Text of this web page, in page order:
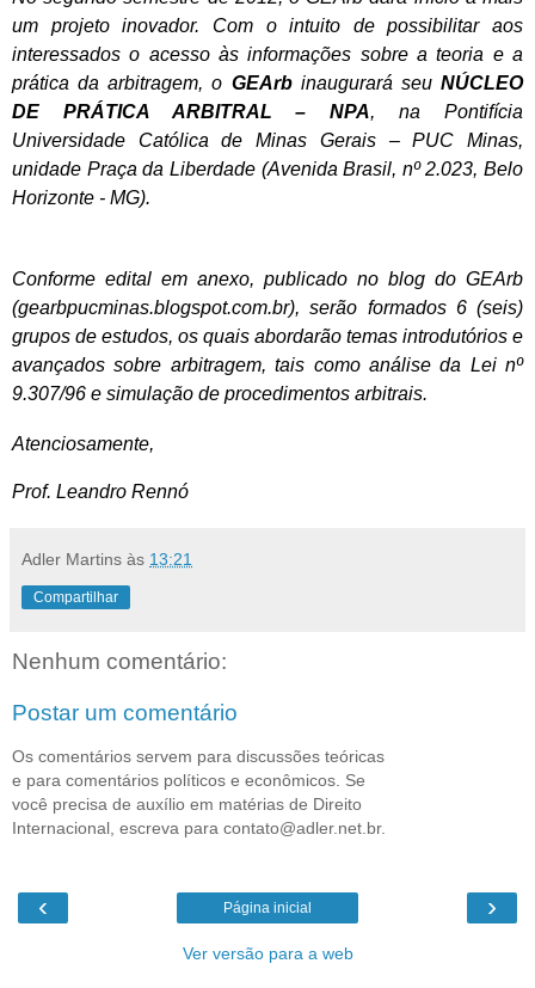
um projeto inovador. Com o intuito de possibilitar aos
interessados o acesso às informações sobre a teoria e a
prática da arbitragem, o GEArbinaugurará seuNÚCLEO
DE PRÁTICA ARBITRAL – NPA, na Pontifícia
Universidade Católica de Minas Gerais – PUC Minas,
unidade Praça da Liberdade (Avenida Brasil, nº 2.023, Belo
Horizonte - MG).
Conforme edital em anexo, publicado no blog do GEArb
(gearbpucminas.blogspot.com.br), serão formados 6 (seis)
grupos de estudos, os quais abordarão temas introdutórios e
avançados sobre arbitragem, tais como análise da Lei nº
9.307/96 e simulação de procedimentos arbitrais.
Atenciosamente,
Prof. Leandro Rennó
Adler Martins às 13:21
Compartilhar
Nenhum comentário:
Postar um comentário
Os comentários servem para discussões teóricas
e para comentários políticos e econômicos. Se
você precisa de auxílio em matérias de Direito
Internacional, escreva para contato@adler.net.br.
‹ ›
Página inicial
Ver versão para a web